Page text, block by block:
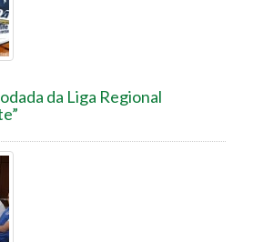
da Liga Regional